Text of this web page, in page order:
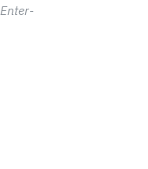
Enter-